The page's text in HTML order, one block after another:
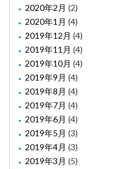
2020年2月 (2)
2020年1月 (4)
2019年12月 (4)
2019年11月 (4)
2019年10月 (4)
2019年9月 (4)
2019年8月 (4)
2019年7月 (4)
2019年6月 (4)
2019年5月 (3)
2019年4月 (3)
2019年3月 (5)